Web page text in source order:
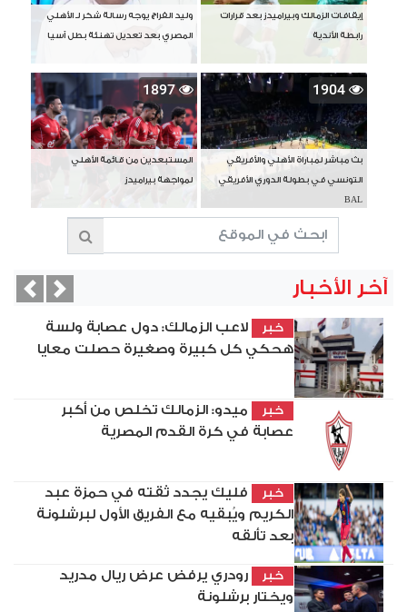
إيقافات الزمالك وبيراميدز بعد قرارات
رابطة الأندية
وليد الفراج يوجه رسالة شكر لـ الأهلي
المصري بعد تعديل تهنئة بطل آسيا
1904
بث مباشر لمباراة الأهلي والأفريقي
التونسي في بطولة الدوري الأفريقي
BAL
1897
المستبعدين من قائمة الأهلي
لمواجهة بيراميدز
آخر الأخبار
خبر
لاعب الزمالك: دول عصابة ولسة
هحكي كل كبيرة وصغيرة حصلت معايا
خبر
ميدو: الزمالك تخلص من أكبر
عصابة في كرة القدم المصرية
خبر
فليك يجدد ثقته في حمزة عبد
الكريم ويُبقيه مع الفريق الأول لبرشلونة
بعد تألقه
خبر
رودري يرفض عرض ريال مدريد
ويختار برشلونة
Next